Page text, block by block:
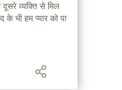
दूसरे व्यक्ति से मिल
के भी हम प्यार को पा